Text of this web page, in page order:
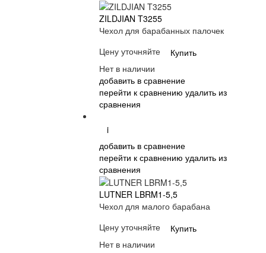
ZILDJIAN T3255
Чехол для барабанных палочек
Цену уточняйте
Купить
Нет в наличии
добавить в сравнение
перейти к сравнению удалить из
сравнения
i
добавить в сравнение
перейти к сравнению удалить из
сравнения
LUTNER LBRM1-5,5
Чехол для малого барабана
Цену уточняйте
Купить
Нет в наличии